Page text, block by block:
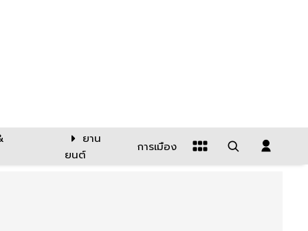
ยาน
ยนต์
การเมือง